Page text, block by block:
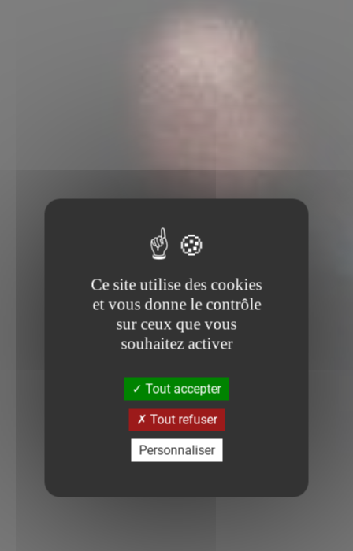
Ce site utilise des cookies
et vous donne le contrôle
sur ceux que vous
souhaitez activer
Tout accepter
Tout refuser
Personnaliser